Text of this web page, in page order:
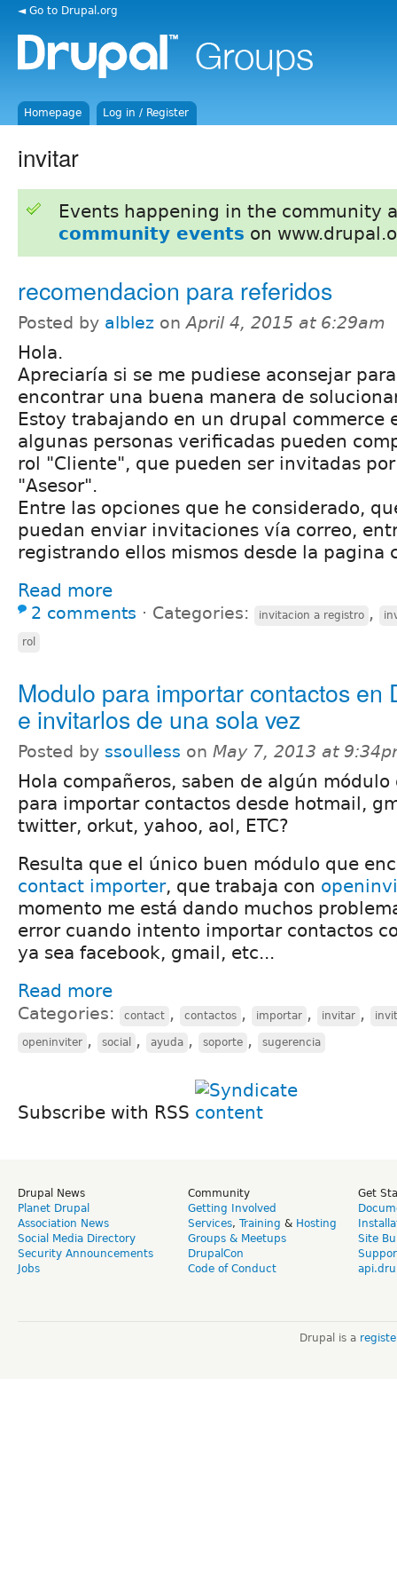
◄ Go to Drupal.org
Homepage Log in / Register
invitar
Events happening in the community
community events on
recomendacion para referidos
Posted by alblez onApril 4, 2015 at 6:29am
Hola.
Apreciaría si se me pudiese aconsejar para
encontrar una buena manera de
Estoy trabajando en un drupal commerce
algunas personas verificadas pueden
rol "Cliente", que pueden ser invitadas
"Asesor".
Entre las opciones que he considerado,
puedan enviar invitaciones vía correo,
registrando ellos mismos desde la pagina
Read more
2 comments ⋅ Categories: invitacion a registro ,
rol
Modulo para importar contactos en
e invitarlos de una sola vez
Posted by ssoulless on May 7, 2013 at
Hola compañeros, saben de algún módulo
para importar contactos desde hotmail,
twitter, orkut, yahoo, aol, ETC?
Resulta que el único buen módulo que
contact importer, que trabaja con
momento me está dando muchos
error cuando intento importar contactos
ya sea facebook, gmail, etc...
Read more
Categories: contact , contactos , importar , invitar ,
openinviter , social , ayuda , soporte , sugerencia
Subscribe with RSS
Drupal News
Planet Drupal
Association News
Social Media Directory
Security Announcements
Jobs
Community
Getting Involved
Services, Training & Hosting
Groups & Meetups
DrupalCon
Code of Conduct
Get
Site
Drupal is a